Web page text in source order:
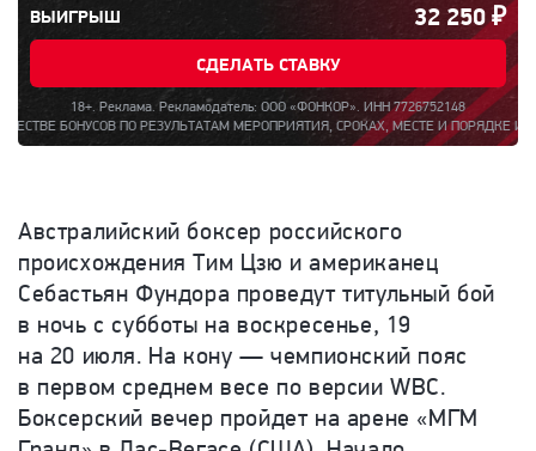
ВЫИГРЫШ 32 250₽
СДЕЛАТЬ СТАВКУ
18+. Реклама. Рекламодатель: ООО «ФОНКОР». ИНН 7726752148
МЕРОПРИЯТИЯ, СРОКАХ, МЕСТЕ И ПОРЯДКЕ ИХ
Австралийский боксер российского
происхождения Тим Цзю и американец
Себастьян Фундора проведут титульный бой
в ночь с субботы на воскресенье, 19
на 20 июля. На кону — чемпионский пояс
в первом среднем весе по версии WBC.
Боксерский вечер пройдет на арене «МГМ